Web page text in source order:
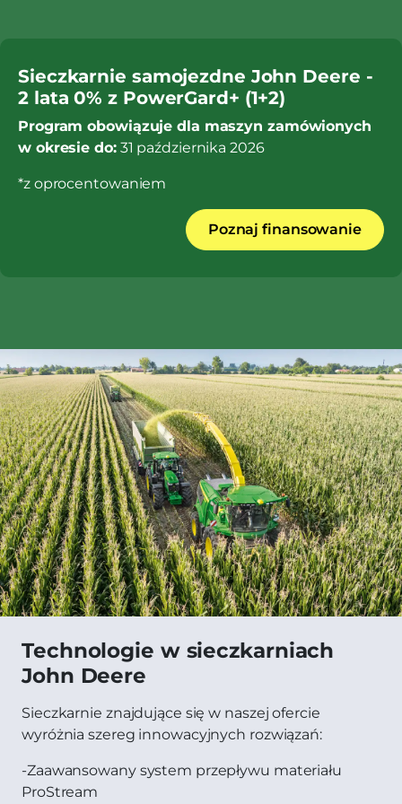
Sieczkarnie samojezdne John Deere -
2 lata 0% z PowerGard+ (1+2)
Program obowiązuje dla maszyn zamówionych
w okresie do:31 października 2026
*z oprocentowaniem
Poznaj finansowanie
Technologie w sieczkarniach
John Deere
Sieczkarnie znajdujące się w naszej ofercie
wyróżnia szereg innowacyjnych rozwiązań:
-Zaawansowany system przepływu materiału
ProStream